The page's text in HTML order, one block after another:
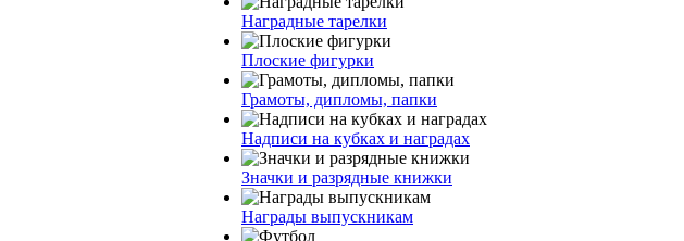
Наградные тарелки
Плоские фигурки
Грамоты, дипломы, папки
Надписи на кубках и наградах
Значки и разрядные книжки
Награды выпускникам